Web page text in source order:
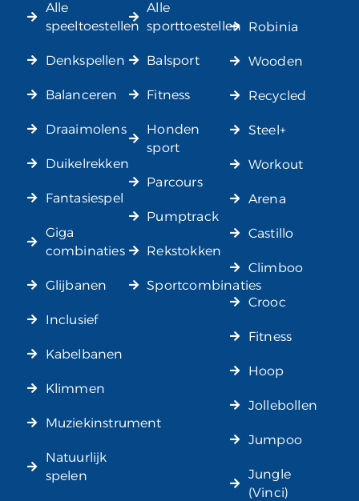
Alle
speeltoestellen
Denkspellen
Balanceren
Draaimolens
Duikelrekken
Fantasiespel
Giga
combinaties
Glijbanen
Inclusief
Kabelbanen
Klimmen
Muziekinstrument
Natuurlijk
spelen
Alle
sporttoestellen
Balsport
Fitness
Honden
sport
Parcours
Pumptrack
Rekstokken
Sportcombinaties
Robinia
Wooden
Recycled
Steel+
Workout
Arena
Castillo
Climboo
Crooc
Fitness
Hoop
Jollebollen
Jumpoo
Jungle
(Vinci)